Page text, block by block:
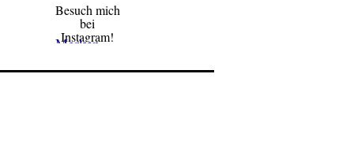
Besuch mich
bei
Instagram!
Merken